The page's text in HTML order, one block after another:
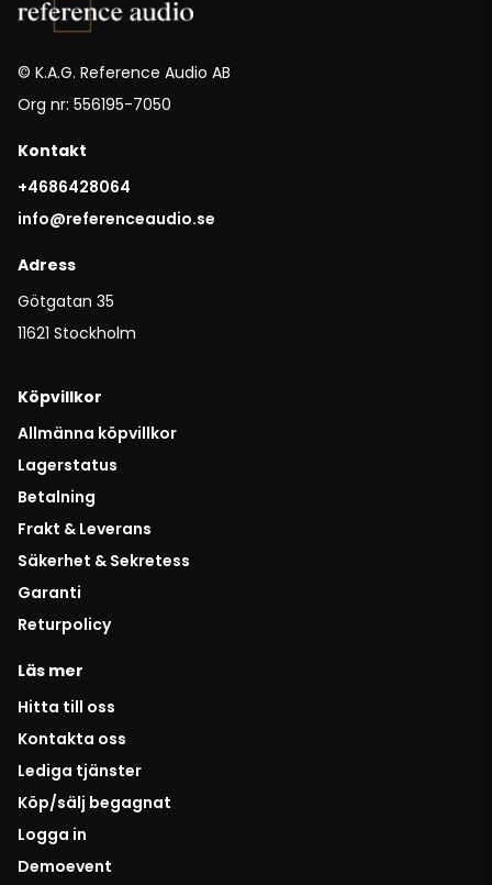
© K.A.G. Reference Audio AB
Org nr: 556195-7050
Kontakt
+4686428064
info@referenceaudio.se
Adress
Götgatan 35
11621 Stockholm
Köpvillkor
Allmänna köpvillkor
Lagerstatus
Betalning
Frakt & Leverans
Säkerhet & Sekretess
Garanti
Returpolicy
Läs mer
Hitta till oss
Kontakta oss
Lediga tjänster
Köp/sälj begagnat
Logga in
Demoevent